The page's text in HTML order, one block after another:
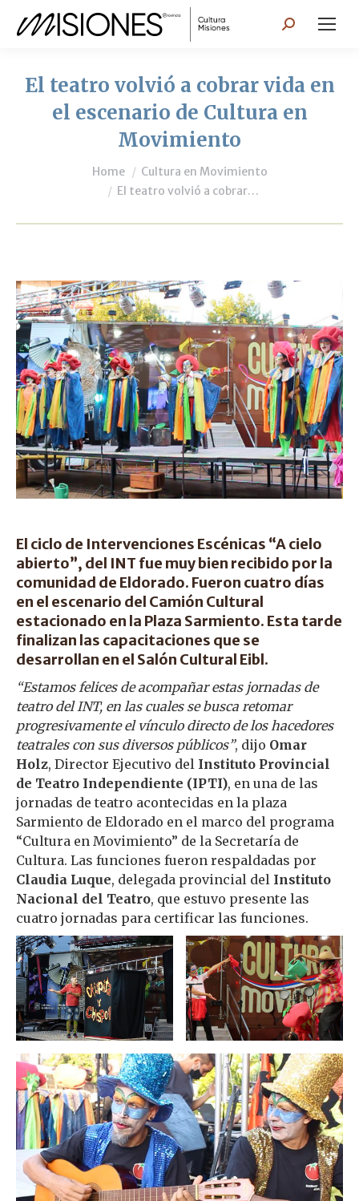
Search:
El teatro volvió a cobrar vida en
el escenario de Cultura en
Movimiento
You are here:Home
Cultura en Movimiento
El teatro volvió a cobrar…
El ciclo de Intervenciones Escénicas “A cielo
abierto”, del INT fue muy bien recibido por la
comunidad de Eldorado. Fueron cuatro días
en el escenario del Camión Cultural
estacionado en la Plaza Sarmiento. Esta tarde
finalizan las capacitaciones que se
desarrollan en el Salón Cultural Eibl.
“Estamos felices de acompañar estas jornadas de
teatro del INT, en las cuales se busca retomar
progresivamente el vínculo directo de los hacedores
teatrales con sus diversos públicos”, dijo Omar
Holz, Director Ejecutivo del Instituto Provincial
de Teatro Independiente (IPTI), en una de las
jornadas de teatro acontecidas en la plaza
Sarmiento de Eldorado en el marco del programa
“Cultura en Movimiento” de la Secretaría de
Cultura. Las funciones fueron respaldadas por
Claudia Luque, delegada provincial del Instituto
Nacional del Teatro, que estuvo presente las
cuatro jornadas para certificar las funciones.